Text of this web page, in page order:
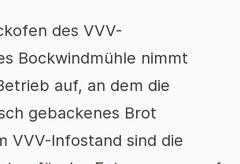
des VVV-
Bockwindmühle nimmt
auf, an dem die
gebackenes Brot
VVV-Infostand sind die